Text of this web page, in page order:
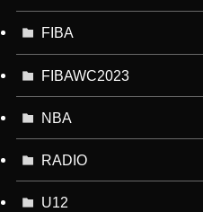
FIBA
FIBAWC2023
NBA
RADIO
U12